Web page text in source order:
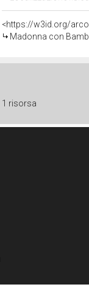
<https://w3id.org/
Madonna con
1 risorsa